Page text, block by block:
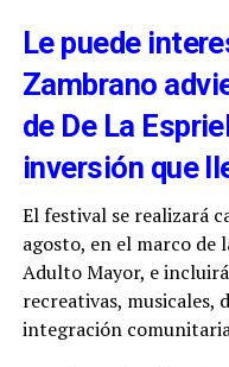
Le puede
Zambrano
de De La
inversión que
El festival se realizará
agosto, en el marco de
Adulto Mayor, e
recreativas, musicales,
integración